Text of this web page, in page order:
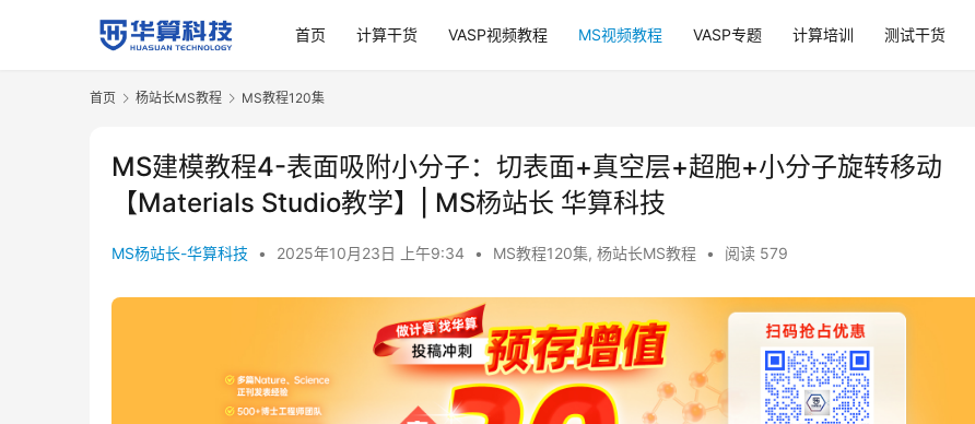
首页 计算干货 VASP视频教程 MS视频教程 VASP专题 计算培训 测试干货
首页 杨站长MS教程 MS教程120集
MS建模教程4-表面吸附小分子：切表面+真空层+超胞+小分子旋转移动
【Materials Studio教学】| MS杨站长 华算科技
MS杨站长-华算科技 • 2025年10月23日 上午9:34 • MS教程120集, 杨站长MS教程 • 阅读 579